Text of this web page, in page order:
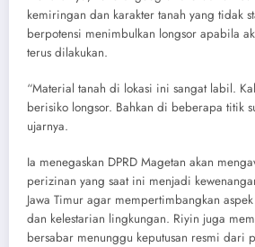
kemiringan dan karakter tanah yang tidak
berpotensi menimbulkan longsor apabila
terus dilakukan.
“Material tanah di lokasi ini sangat labil.
berisiko longsor. Bahkan di beberapa titik
ujarnya.
Ia menegaskan DPRD Magetan akan
perizinan yang saat ini menjadi
Jawa Timur agar mempertimbangkan
dan kelestarian lingkungan. Riyin juga
bersabar menunggu keputusan resmi dari